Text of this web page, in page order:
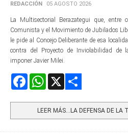
REDACCIÓN 05 AGOSTO 2026
La Multisectorial Berazategui que, entre
Comunista y el Movimiento de Jubilados
le pide al Concejo Deliberante de esa
contra del Proyecto de Inviolabilidad de
imponer Javier Milei.
FacebookWhatsApp
LEER MÁS…LA DEFENSA DE LA